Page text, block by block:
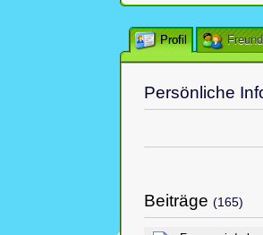
Profil
Persönliche
Beiträge (165)